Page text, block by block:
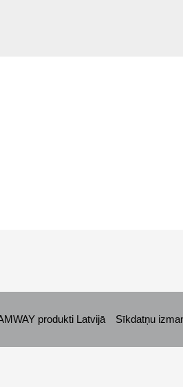
produkti Latvijā Sīkdatņu